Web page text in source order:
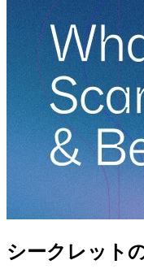
シークレット